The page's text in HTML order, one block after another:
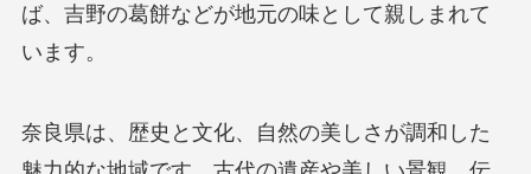
ば、吉野の葛餅などが地元の味として親しまれて
います。
奈良県は、歴史と文化、自然の美しさが調和した